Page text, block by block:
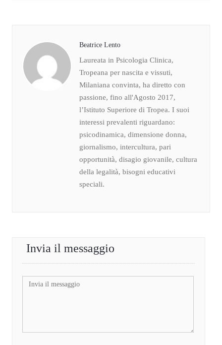
Beatrice Lento
Laureata in Psicologia Clinica,
Tropeana per nascita e vissuti,
Milaniana convinta, ha diretto con
passione, fino all'Agosto 2017,
l’Istituto Superiore di Tropea. I suoi
interessi prevalenti riguardano:
psicodinamica, dimensione donna,
giornalismo, intercultura, pari
opportunità, disagio giovanile, cultura
della legalità, bisogni educativi
speciali.
Invia il messaggio